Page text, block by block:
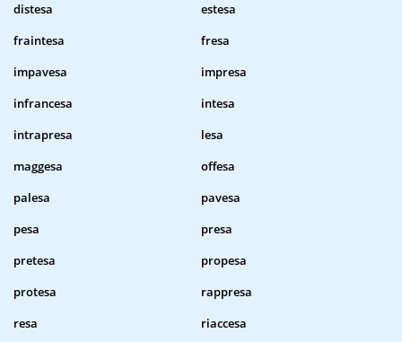
distesa
estesa
fraintesa
fresa
impavesa
impresa
infrancesa
intesa
intrapresa
lesa
maggesa
offesa
palesa
pavesa
pesa
presa
pretesa
propesa
protesa
rappresa
resa
riaccesa